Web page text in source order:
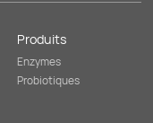
Produits
Enzymes
Probiotiques